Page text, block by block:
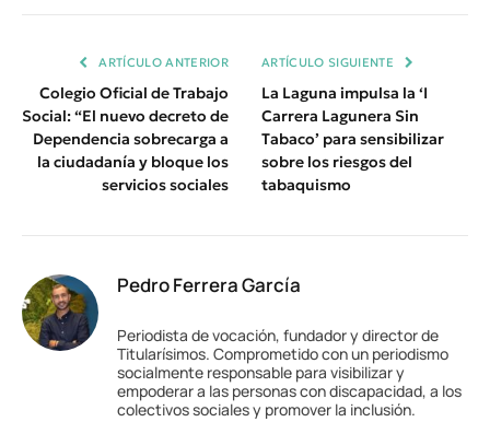
ARTÍCULO ANTERIOR
Colegio Oficial de Trabajo
Social: “El nuevo decreto de
Dependencia sobrecarga a
la ciudadanía y bloque los
servicios sociales
ARTÍCULO SIGUIENTE
La Laguna impulsa la ‘I
Carrera Lagunera Sin
Tabaco’ para sensibilizar
sobre los riesgos del
tabaquismo
Pedro Ferrera García
Periodista de vocación, fundador y director de
Titularísimos. Comprometido con un periodismo
socialmente responsable para visibilizar y
empoderar a las personas con discapacidad, a los
colectivos sociales y promover la inclusión.